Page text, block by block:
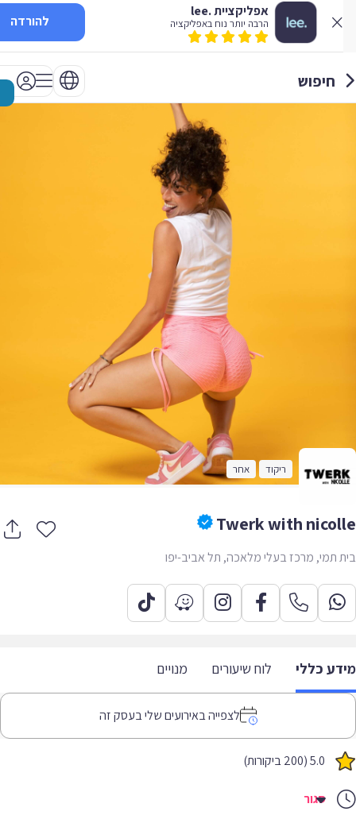
אפליקציית .lee
הרבה יותר נוח באפליקציה להורדה
חיפוש
ריקוד אחר
Twerk with
תמי, מרכז בעלי מלאכה, תל אביב-יפו
כללי לוח שיעורים מנויים
לצפייה באירועים שלי בעסק זה
5.0 (200 ביקורות)
סגור